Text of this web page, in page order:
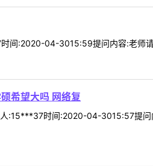
间:2020-04-3015:59提问内容:老师
希望大吗 网络复
:15***37时间:2020-04-3015:57提